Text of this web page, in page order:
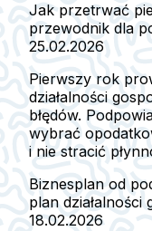
Jak przetrwać
przewodnik dla
25.02.2026
Pierwszy rok
działalności
błędów.
wybrać
i nie stracić
Biznesplan od
plan działalności
18.02.2026